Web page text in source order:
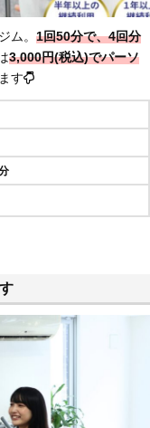
ム。 1回50分で、4回分
3,000円(税込)でパーソ
す